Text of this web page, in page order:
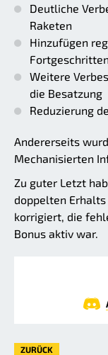
Deutliche
Raketen
Hinzufügen
Weitere
die Besatzung
Reduzierung
Andererseits
Mechanisierten
Zu guter Letzt
doppelten
korrigiert, die
Bonus aktiv war.
ZURÜCK